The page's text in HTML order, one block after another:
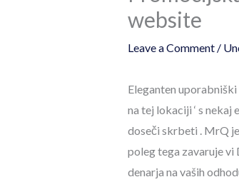
website
Leave a Comment /
Eleganten
na tej lokaciji ‘ s
doseči skrbeti . MrQ
poleg tega zavaruje vi
denarja na vaših